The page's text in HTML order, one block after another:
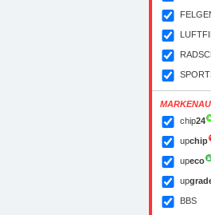
chip24
upchip
upeco
up
BBS